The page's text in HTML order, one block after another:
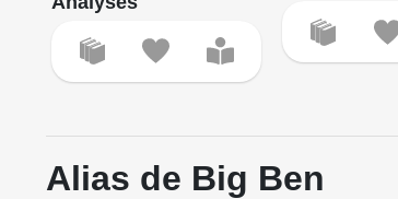
Alias de Big Ben